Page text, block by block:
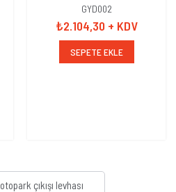
GYD002
₺2.104,30 + KDV
SEPETE EKLE
otopark çıkışı levhası